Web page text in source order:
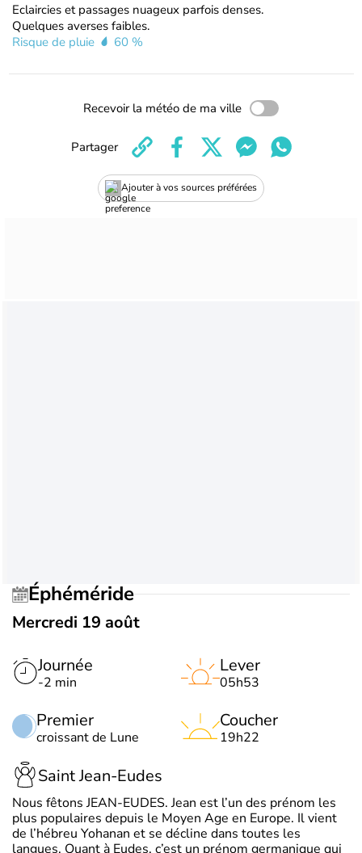
Eclaircies et passages nuageux parfois denses.
Quelques averses faibles.
Risque de pluie
60 %
Recevoir la météo de ma ville
Ajouter à vos sources préférées
Partager
Éphéméride
Mercredi 19 août
Journée
-2 min
Premier
croissant de Lune
Lever
05h53
Coucher
19h22
Saint Jean-Eudes
Nous fêtons JEAN-EUDES. Jean est l’un des prénom les
plus populaires depuis le Moyen Age en Europe. Il vient
de l’hébreu Yohanan et se décline dans toutes les
langues. Quant à Eudes, c’est un prénom germanique qui